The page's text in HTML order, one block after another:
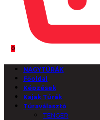
0
NAGYTÚRÁK
Főoldal
Képzések
Kajak Túrák
Túraválasztó
TENGER